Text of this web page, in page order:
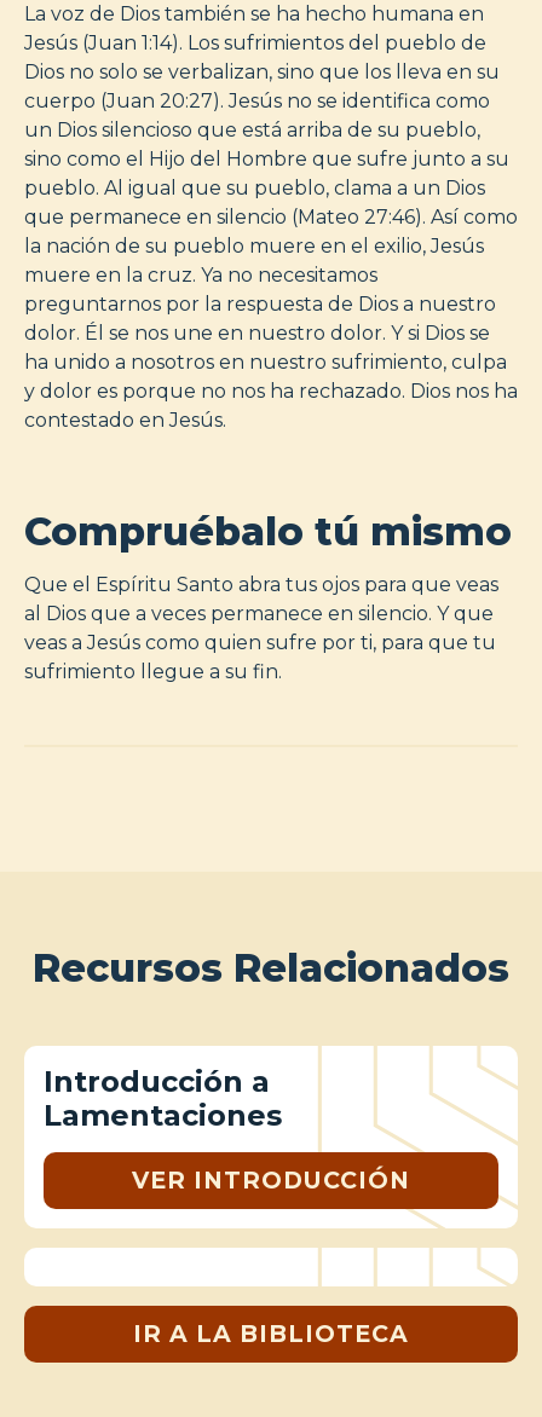
La voz de Dios también se ha hecho humana en
Jesús (Juan 1:14). Los sufrimientos del pueblo de
Dios no solo se verbalizan, sino que los lleva en su
cuerpo (Juan 20:27). Jesús no se identifica como
un Dios silencioso que está arriba de su pueblo,
sino como el Hijo del Hombre que sufre junto a su
pueblo. Al igual que su pueblo, clama a un Dios
que permanece en silencio (Mateo 27:46). Así como
la nación de su pueblo muere en el exilio, Jesús
muere en la cruz. Ya no necesitamos
preguntarnos por la respuesta de Dios a nuestro
dolor. Él se nos une en nuestro dolor. Y si Dios se
ha unido a nosotros en nuestro sufrimiento, culpa
y dolor es porque no nos ha rechazado. Dios nos ha
contestado en Jesús.
Compruébalo tú mismo
Que el Espíritu Santo abra tus ojos para que veas
al Dios que a veces permanece en silencio. Y que
veas a Jesús como quien sufre por ti, para que tu
sufrimiento llegue a su fin.
Recursos Relacionados
Introducción a
Lamentaciones
VER INTRODUCCIÓN
IR A LA BIBLIOTECA